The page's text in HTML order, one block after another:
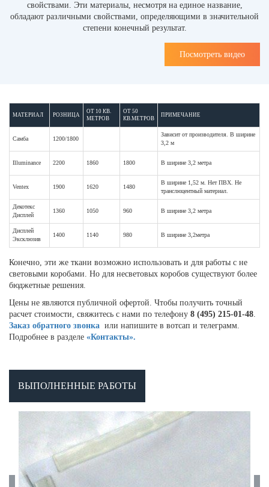
свойствами. Эти материалы, несмотря на единое название,
обладают различными свойствами, определяющими в значительной
степени конечный результат.
Посмотреть видео
МАТЕРИАЛ РОЗНИЦА
ОТ 10 КВ.
МЕТРОВ
ОТ 50
КВ.МЕТРОВ
ПРИМЕЧАНИЕ
Самба 1200/1800
Зависит от производителя. В ширине
3,2 м
Illuminance 2200 1860 1800 В ширине 3,2 метра
Ventex 1900 1620 1480
В ширине 1,52 м. Нет ПВХ. Не
транслюцентный материал.
Декотекс
Дисплей
1360 1050 960 В ширине 3,2 метра
Дисплей
Эксклюзив
1400 1140 980 В ширине 3,2метра
Конечно, эти же ткани возможно использовать и для работы с не
световыми коробами. Но для несветовых коробов существуют более
бюджетные решения.
Цены не являются публичной офертой. Чтобы получить точный
расчет стоимости, свяжитесь с нами по телефону 8 (495) 215-01-48.
Заказ обратного звонка или напишите в вотсап и телеграмм.
Подробнее в разделе «Контакты».
ВЫПОЛНЕННЫЕ РАБОТЫ